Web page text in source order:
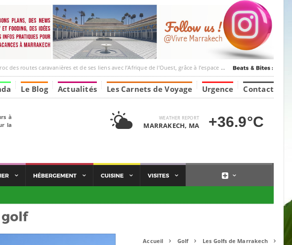
et de ses liens avec l’Afrique de l’Ouest, grâce à l’espace Marrakesh-Tumbuktu.
Le Blog Actualités Les Carnets de Voyage Urgence Contact
à
la
WEATHER REPORT
MARRAKECH, MA +36.9°C
Accueil  Golf  Les Golfs de Marrakech 